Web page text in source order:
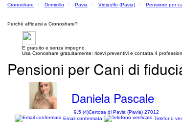
Cronoshare Domicilio Pavia Vidigulfo (Pavia) Pensione per
Perché affidarsi a Cronoshare?
E gratuito e senza impegno
Usa Cronoshare gratuitamente: ricevi preventivi e contatta 4
Pensioni per Cani di
Daniela Pascale
9,5 (4)Certosa di Pavia (Pavia) 27012
Email confermata
Telefono